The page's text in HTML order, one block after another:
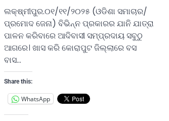
ଲକ୍ଷ୍ମୀପୁର.୦୧/୧୧/୨୦୨୫ (ଓଡିଶା ସମାଚାର/
ପ୍ରମୋଦ ଜେନା) ବିଭିନ୍ନ ପ୍ରକାରର ଯାନି ଯାତ୍ରା
ପାଳନ କରିବାରେ ଆଦିବାସୀ ସମ୍ପ୍ରଦାୟ ସବୁଠୁ
ଆଗରେ। ଖାସ କରି କୋରାପୁଟ ଜିଲ୍ଲାରେ ବସ
ବାସ…
Share this:
WhatsApp